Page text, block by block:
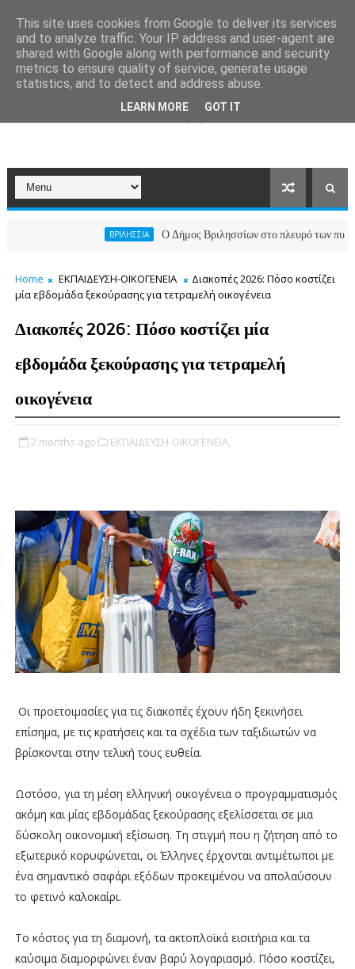
Ο Δήμος Βριλησσίων στο πλευρό των
Home ΕΚΠΑΙΔΕΥΣΗ-ΟΙΚΟΓΕΝΕΙΑ
Διακοπές 2026: Πόσο κοστίζει
μία εβδομάδα ξεκούρασης για τετραμελή οικογένεια
Διακοπές 2026: Πόσο κοστίζει μία
εβδομάδα ξεκούρασης για τετραμελή
οικογένεια
2 months ago ΕΚΠΑΙΔΕΥΣΗ-ΟΙΚΟΓΕΝΕΙΑ,
Οι προετοιμασίες για τις διακοπές έχουν ήδη ξεκινήσει
επίσημα, με τις κρατήσεις και τα σχέδια των ταξιδιωτών να
βρίσκονται στην τελική τους ευθεία.
Ωστόσο, για τη μέση ελληνική οικογένεια ο προγραμματισμός
ακόμη και μίας εβδομάδας ξεκούρασης εξελίσσεται σε μια
δύσκολη οικονομική εξίσωση. Τη στιγμή που η ζήτηση από το
εξωτερικό κορυφώνεται, οι Έλληνες έρχονται αντιμέτωποι με
ένα σημαντικό σαφάρι εξόδων προκειμένου να απολαύσουν
το φετινό καλοκαίρι.
Το κόστος για τη διαμονή, τα ακτοπλοϊκά εισιτήρια και τα
καύσιμα διαμορφώνει έναν βαρύ λογαριασμό. Πόσο κοστίζει,
This site uses cookies from Google to deliver its services
and to analyze traffic. Your IP address and user-agent are
shared with Google along with performance and security
metrics to ensure quality of service, generate usage
statistics, and to detect and address abuse.
LEARN MORE GOT IT